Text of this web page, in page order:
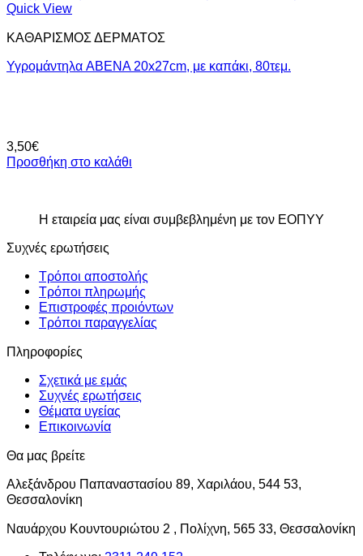
Quick View
ΚΑΘΑΡΙΣΜΟΣ ΔΕΡΜΑΤΟΣ
Υγρομάντηλα ABENA 20x27cm, με καπάκι, 80τεμ.
3,50€
Προσθήκη στο καλάθι
Η εταιρεία μας είναι συμβεβλημένη με τον ΕΟΠΥΥ
Συχνές ερωτήσεις
Τρόποι αποστολής
Τρόποι πληρωμής
Επιστροφές προιόντων
Τρόποι παραγγελίας
Πληροφορίες
Σχετικά με εμάς
Συχνές ερωτήσεις
Θέματα υγείας
Επικοινωνία
Θα μας βρείτε
Αλεξάνδρου Παπαναστασίου 89, Χαριλάου, 544 53,
Θεσσαλονίκη
Ναυάρχου Κουντουριώτου 2 , Πολίχνη, 565 33, Θεσσαλονίκη